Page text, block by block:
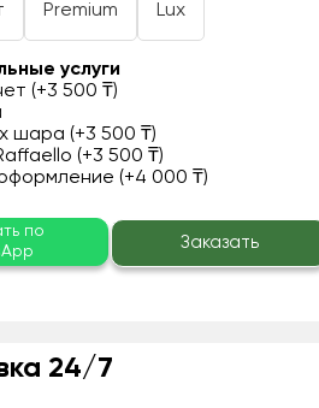
Premium Lux
услуги
(+3 500 ₸)
шара (+3 500 ₸)
(+3 500 ₸)
(+4 000 ₸)
по
Заказать
24/7